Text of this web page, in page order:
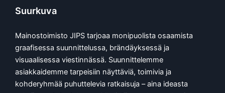
Suurkuva
Mainostoimisto JIPS tarjoaa monipuolista osaamista
graafisessa suunnittelussa, brändäyksessä ja
visuaalisessa viestinnässä. Suunnittelemme
asiakkaidemme tarpeisiin näyttäviä, toimivia ja
kohderyhmää puhuttelevia ratkaisuja – aina ideasta